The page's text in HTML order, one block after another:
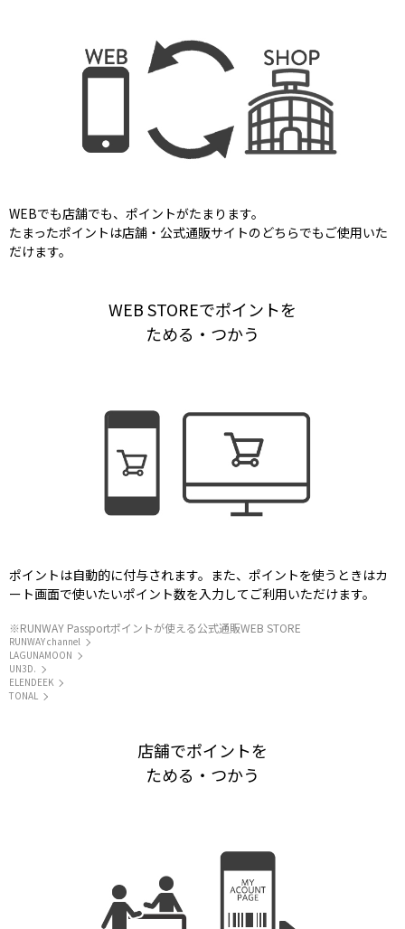
WEBでも店舗でも、ポイントがたまります。
たまったポイントは店舗・公式通販サイトのどちらでもご使用いた
だけます。
WEB STOREでポイントを
ためる・つかう
ポイントは自動的に付与されます。また、ポイントを使うときはカ
ート画面で使いたいポイント数を入力してご利用いただけます。
※RUNWAY Passportポイントが使える公式通販WEB STORE
RUNWAY channel
LAGUNAMOON
UN3D.
ELENDEEK
TONAL
店舗でポイントを
ためる・つかう